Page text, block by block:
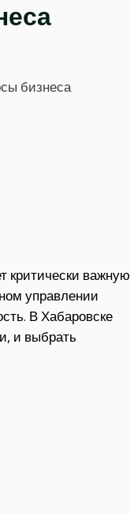
бизнеса
критически важную
управлении
В Хабаровске
и выбрать